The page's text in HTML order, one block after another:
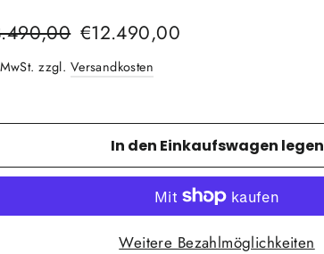
Sonderpreis
€12.490,00
zzgl. Versandkosten
In den Einkaufswagen legen
Weitere Bezahlmöglichkeiten